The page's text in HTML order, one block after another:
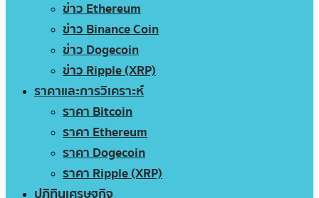
ข่าว Ethereum
ข่าว Binance Coin
ข่าว Dogecoin
ข่าว Ripple (XRP)
ราคาและการวิเคราะห์
ราคา Bitcoin
ราคา Ethereum
ราคา Dogecoin
ราคา Ripple (XRP)